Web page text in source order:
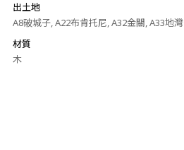
出土地
A8破城子, A22布肯托尼, A32金關, A33地灣
材質
木